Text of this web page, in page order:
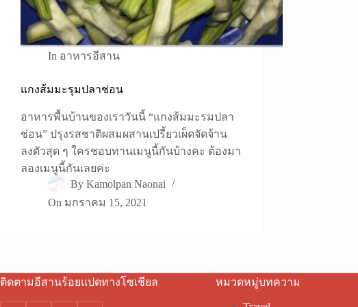
In อาหารอีสาน
แกงส้มมะรุมปลาช่อน
อาหารพื้นบ้านของเราวันนี้ “แกงส้มมะรมปลา
ช่อน” ปรุงรสชาติผสมผสานเปรี้ยวเผ็ดจัดจ้าน
ลงตัวสุด ๆ ใครชอบทานเมนูนี้กันบ้างคะ ต้องมา
ลองเมนูนี้กันเลยค่ะ
By Kamolpan Naonai
On มกราคม 15, 2021
ติดตามอีสานร้อยแปดทางโซเชียล หมวดหมู่บทความ